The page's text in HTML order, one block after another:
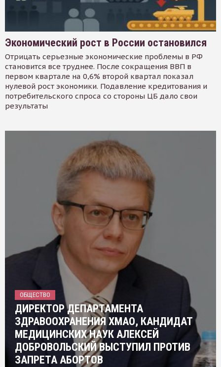
Экономический рост в России остановился
Отрицать серьезные экономические проблемы в РФ
становится все труднее. После сокращения ВВП в
первом квартале на 0,6% второй квартал показал
нулевой рост экономики. Подавление кредитования и
потребительского спроса со стороны ЦБ дало свои
результаты
ОБЩЕСТВО
ДИРЕКТОР ДЕПАРТАМЕНТА
ЗДРАВООХРАНЕНИЯ ХМАО, КАНДИДАТ
МЕДИЦИНСКИХ НАУК АЛЕКСЕЙ
ДОБРОВОЛЬСКИЙ ВЫСТУПИЛ ПРОТИВ
ЗАПРЕТА АБОРТОВ